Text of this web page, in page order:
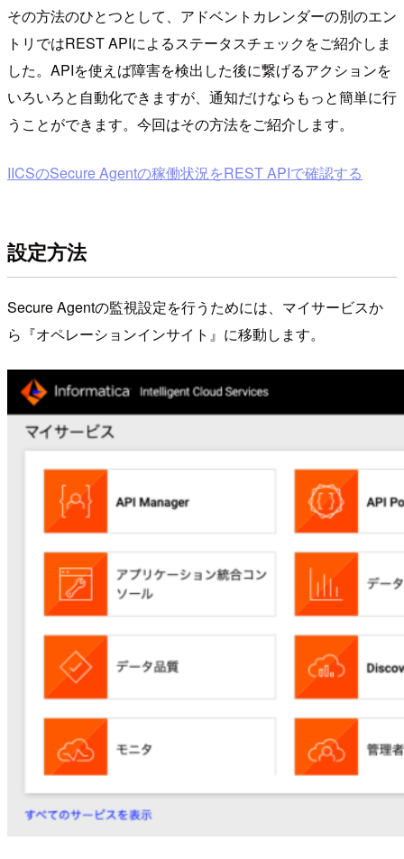
その方法のひとつとして、アドベントカレンダーの別のエン
トリではREST APIによるステータスチェックをご紹介しま
した。APIを使えば障害を検出した後に繋げるアクションを
いろいろと自動化できますが、通知だけならもっと簡単に行
うことができます。今回はその方法をご紹介します。
IICSのSecure Agentの稼働状況をREST APIで確認する
設定方法
Secure Agentの監視設定を行うためには、マイサービスか
ら『オペレーションインサイト』に移動します。